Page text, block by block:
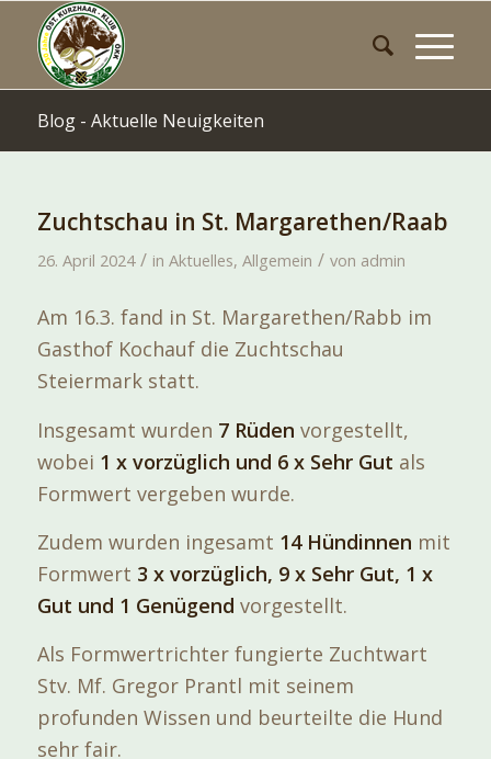
Blog - Aktuelle Neuigkeiten
Zuchtschau in St. Margarethen/Raab
26. April 2024 / in Aktuelles, Allgemein / von admin
Am 16.3. fand in St. Margarethen/Rabb im
Gasthof Kochauf die Zuchtschau
Steiermark statt.
Insgesamt wurden 7 Rüden vorgestellt,
wobei 1 x vorzüglich und 6 x Sehr Gut als
Formwert vergeben wurde.
Zudem wurden ingesamt 14 Hündinnen mit
Formwert 3 x vorzüglich, 9 x Sehr Gut, 1 x
Gut und 1 Genügend vorgestellt.
Als Formwertrichter fungierte Zuchtwart
Stv. Mf. Gregor Prantl mit seinem
profunden Wissen und beurteilte die Hund
sehr fair.